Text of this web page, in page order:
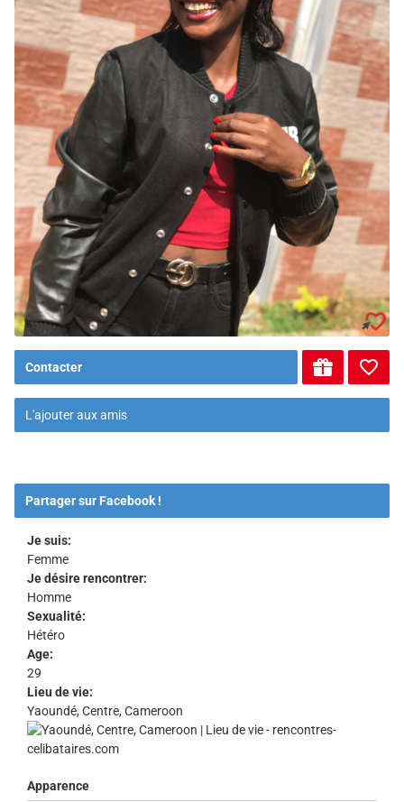
Contacter
L'ajouter aux amis
Partager sur Facebook !
Je suis:
Femme
Je désire rencontrer:
Homme
Sexualité:
Hétéro
Age:
29
Lieu de vie:
Yaoundé, Centre, Cameroon
Apparence